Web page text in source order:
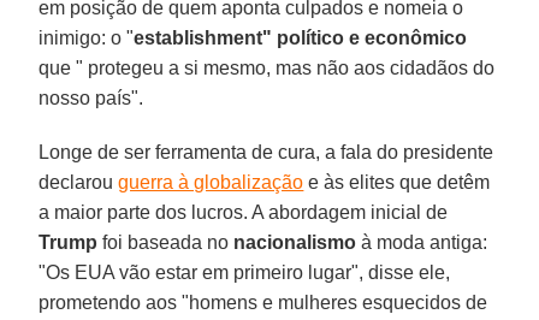
em posição de quem aponta culpados e nomeia o
inimigo: o "establishment" político e econômico
que " protegeu a si mesmo, mas não aos cidadãos do
nosso país".
Longe de ser ferramenta de cura, a fala do presidente
declarouguerra à globalização e às elites que detêm
a maior parte dos lucros. A abordagem inicial de
Trumpfoi baseada no nacionalismo à moda antiga:
"Os EUA vão estar em primeiro lugar", disse ele,
prometendo aos "homens e mulheres esquecidos de